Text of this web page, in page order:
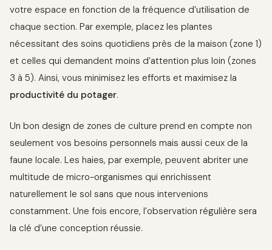
votre espace en fonction de la fréquence d’utilisation de
chaque section. Par exemple, placez les plantes
nécessitant des soins quotidiens près de la maison (zone 1)
et celles qui demandent moins d’attention plus loin (zones
3 à 5). Ainsi, vous minimisez les efforts et maximisez la
productivité du potager.
Un bon design de zones de culture prend en compte non
seulement vos besoins personnels mais aussi ceux de la
faune locale. Les haies, par exemple, peuvent abriter une
multitude de micro-organismes qui enrichissent
naturellement le sol sans que nous intervenions
constamment. Une fois encore, l’observation régulière sera
la clé d’une conception réussie.